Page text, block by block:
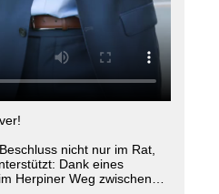
nicht nur im Rat,
Dank eines
Herpiner Weg zwischen